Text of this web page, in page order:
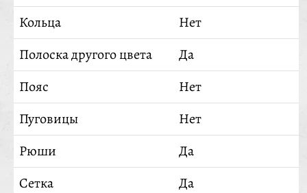
Кольца
Нет
Полоска другого цвета
Да
Пояс
Нет
Пуговицы
Нет
Рюши
Да
Сетка
Да